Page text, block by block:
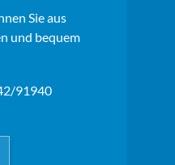
Sie aus
und bequem
91940